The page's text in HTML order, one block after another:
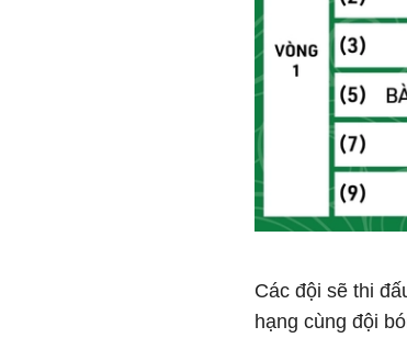
Các đội sẽ thi
hạng cùng đội